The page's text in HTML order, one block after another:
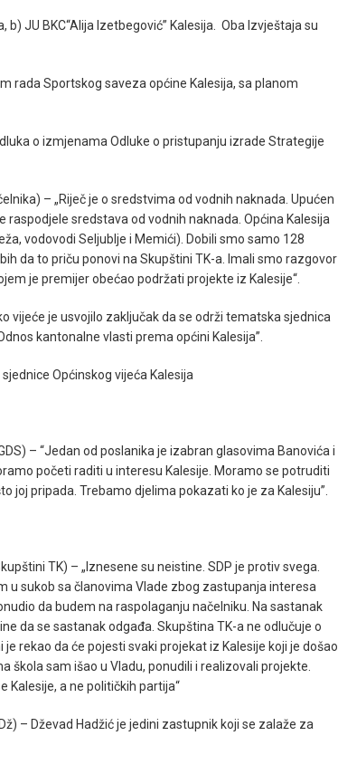
b) JU BKC“Alija Izetbegović” Kalesija. Oba Izvještaja su
rada Sportskog saveza općine Kalesija, sa planom
o izmjenama Odluke o pristupanju izrade Strategije
– „Riječ je o sredstvima od vodnih naknada. Upućen
sredstava od vodnih naknada. Općina Kalesija
vodovodi Seljublje i Memići). Dobili smo samo 128
da to priču ponovi na Skupštini TK-a. Imali smo razgovor
je premijer obećao podržati projekte iz Kalesije“.
vijeće je usvojilo zaključak da se održi tematska sjednica
kantonalne vlasti prema općini Kalesija”.
Općinskog vijeća Kalesija
– “Jedan od poslanika je izabran glasovima Banovića i
početi raditi u interesu Kalesije. Moramo se potruditi
joj pripada. Trebamo djelima pokazati ko je za Kalesiju”.
TK) – „Iznesene su neistine. SDP je protiv svega.
u sukob sa članovima Vlade zbog zastupanja interesa
da budem na raspolaganju načelniku. Na sastanak
da se sastanak odgađa. Skupština TK-a ne odlučuje o
rekao da će pojesti svaki projekat iz Kalesije koji je došao
škola sam išao u Vladu, ponudili i realizovali projekte.
Kalesije, a ne političkih partija“
– Dževad Hadžić je jedini zastupnik koji se zalaže za